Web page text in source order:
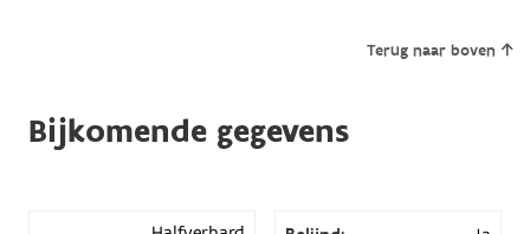
Terug naar boven
Bijkomende gegevens